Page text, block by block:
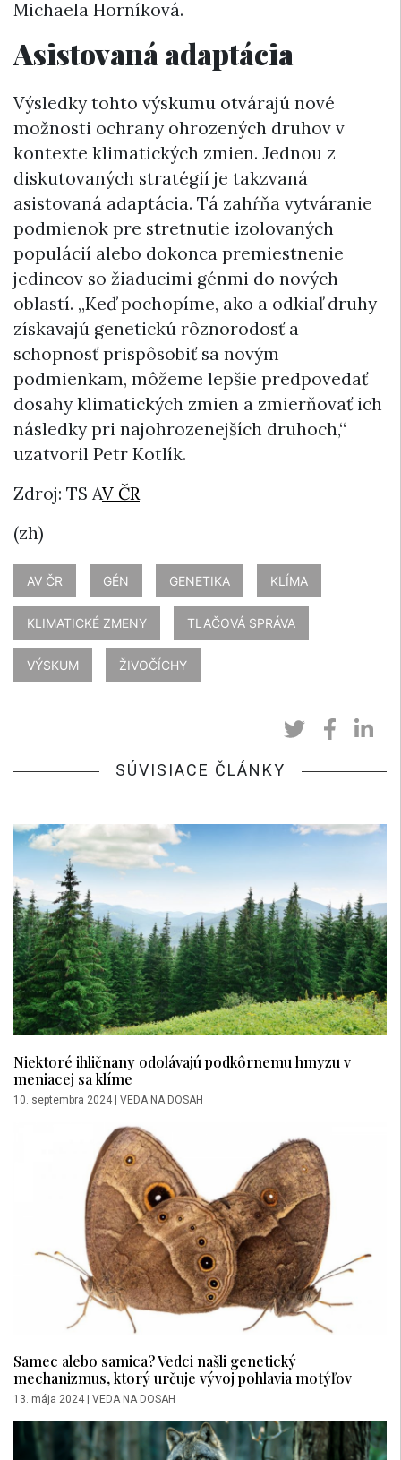
Michaela Horníková.
Asistovaná adaptácia
Výsledky tohto výskumu otvárajú nové
možnosti ochrany ohrozených druhov v
kontexte klimatických zmien. Jednou z
diskutovaných stratégií je takzvaná
asistovaná adaptácia. Tá zahŕňa vytváranie
podmienok pre stretnutie izolovaných
populácií alebo dokonca premiestnenie
jedincov so žiaducimi génmi do nových
oblastí. „Keď pochopíme, ako a odkiaľ druhy
získavajú genetickú rôznorodosť a
schopnosť prispôsobiť sa novým
podmienkam, môžeme lepšie predpovedať
dosahy klimatických zmien a zmierňovať ich
následky pri najohrozenejších druhoch,“
uzatvoril Petr Kotlík.
Zdroj: TS AV ČR
(zh)
AV ČR GÉN GENETIKA KLÍMA
KLIMATICKÉ ZMENY TLAČOVÁ SPRÁVA
VÝSKUM ŽIVOČÍCHY
SÚVISIACE ČLÁNKY
Niektoré ihličnany odolávajú podkôrnemu hmyzu v
meniacej sa klíme
10. septembra 2024 VEDA NA DOSAH
Samec alebo samica? Vedci našli genetický
mechanizmus, ktorý určuje vývoj pohlavia motýľov
13. mája 2024 | VEDA NA DOSAH